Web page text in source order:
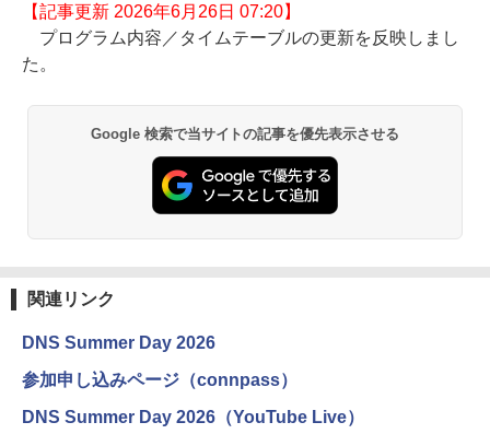
【記事更新 2026年6月26日 07:20】
プログラム内容／タイムテーブルの更新を反映しまし
た。
Google 検索で当サイトの記事を優先表示させる
関連リンク
DNS Summer Day 2026
参加申し込みページ（connpass）
DNS Summer Day 2026（YouTube Live）